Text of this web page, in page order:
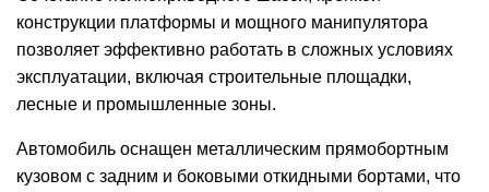
конструкции платформы и мощного манипулятора
позволяет эффективно работать в сложных условиях
эксплуатации, включая строительные площадки,
лесные и промышленные зоны.
Автомобиль оснащен металлическим прямобортным
кузовом с задним и боковыми откидными бортами, что